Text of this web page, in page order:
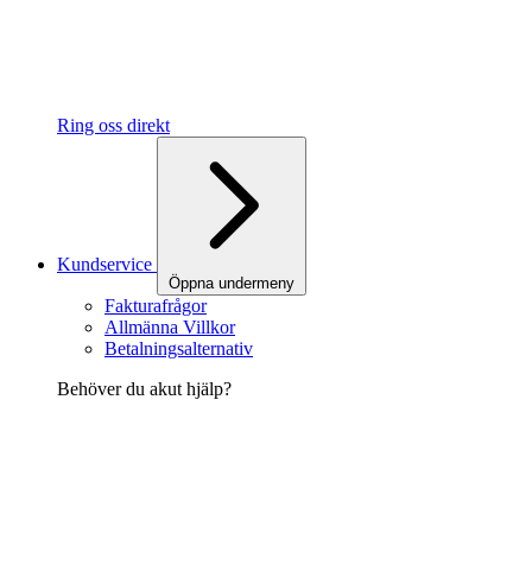
Ring oss direkt
Kundservice
Öppna undermeny
Fakturafrågor
Allmänna Villkor
Betalningsalternativ
Behöver du akut hjälp?